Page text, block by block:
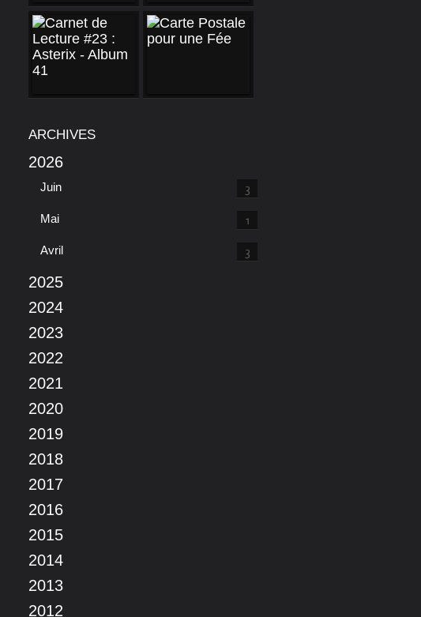
ARCHIVES
2026
Juin 3
Mai 1
Avril 3
2025
2024
2023
2022
2021
2020
2019
2018
2017
2016
2015
2014
2013
2012